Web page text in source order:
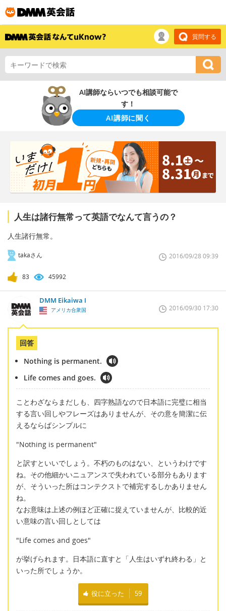
質問する
AI講師ならいつでも相談可能で
す！
AI講師に聞く
人生は諸行無常って英語でなんて言うの？
人生諸行無常。
takaさん 2016/09/28 09:39
83 45992
DMM Eikaiwa I
アメリカ合衆国 2016/09/30 17:30
回答
Nothing is permanent.
Life comes and goes.
ことわざならまだしも、四字熟語なので日本語に完璧に相当
する言い回しやフレーズはありませんが、その意を簡潔に伝
えるならばシンプルに
"Nothing is permanent"
と訳すといいでしょう。不朽のものはない、というわけです
ね。その他細かいニュアンスで失われている部分もあります
が、そういった所はコンテクストで補完するしかありません
ね。
なお意味は上述の例ほど正確に捉えていませんが、比較的近
い意味の言い回しとしては
"Life comes and goes"
が挙げられます。日本語に直すと「人生はいずれ終わる」と
いった所でしょうか。
役に立った 59